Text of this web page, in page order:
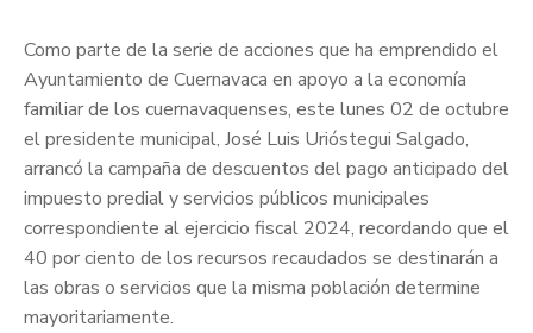
Como parte de la serie de acciones que ha emprendido el
Ayuntamiento de Cuernavaca en apoyo a la economía
familiar de los cuernavaquenses, este lunes 02 de octubre
el presidente municipal, José Luis Urióstegui Salgado,
arrancó la campaña de descuentos del pago anticipado del
impuesto predial y servicios públicos municipales
correspondiente al ejercicio fiscal 2024, recordando que el
40 por ciento de los recursos recaudados se destinarán a
las obras o servicios que la misma población determine
mayoritariamente.